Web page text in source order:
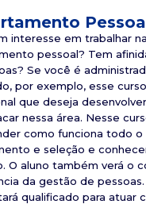
interesse em trabalhar
pessoal? Tem
Se você é
por exemplo, esse
que deseja
nessa área. Nesse
como funciona todo o
e seleção e
O aluno também verá o
da gestão de
qualificado para atuar